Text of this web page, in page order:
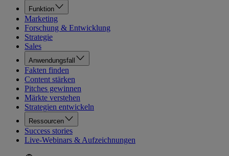
Funktion
Marketing
Forschung & Entwicklung
Strategie
Sales
Anwendungsfall
Fakten finden
Content stärken
Pitches gewinnen
Märkte verstehen
Strategien entwickeln
Ressourcen
Success stories
Live-Webinars & Aufzeichnungen